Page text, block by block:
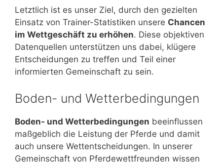
Letztlich ist es unser Ziel, durch den gezielten
Einsatz von Trainer-Statistiken unsere Chancen
im Wettgeschäft zu erhöhen. Diese objektiven
Datenquellen unterstützen uns dabei, klügere
Entscheidungen zu treffen und Teil einer
informierten Gemeinschaft zu sein.
Boden- und Wetterbedingungen
Boden- und Wetterbedingungen beeinflussen
maßgeblich die Leistung der Pferde und damit
auch unsere Wettentscheidungen. In unserer
Gemeinschaft von Pferdewettfreunden wissen